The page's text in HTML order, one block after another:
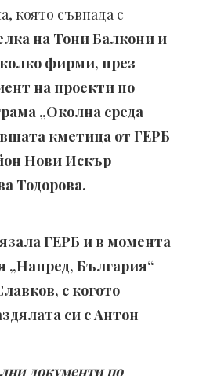
която съвпада с
на Тони Балкони и
фирми, през
на проекти по
„Околна среда
кметица от ГЕРБ
Нови Искър
Тодорова.
ГЕРБ и в момента
„Напред, България“
с когото
си с Антон
документи по